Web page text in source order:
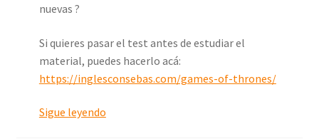
nuevas ?
Si quieres pasar el test antes de estudiar el
material, puedes hacerlo acá:
https://inglesconsebas.com/games-of-thrones/
Sigue leyendoA